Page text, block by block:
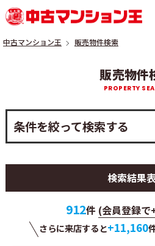
中古マンション王 販売物件検索
販売物件
条件を絞って検索する
検索結果
912件 (会員登録で
さらに来店すると+11,160